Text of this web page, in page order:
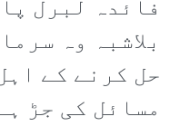
فائدہ لبرل
بلاشبہ وہ
حل کرنے کے
مسائل کی جڑ